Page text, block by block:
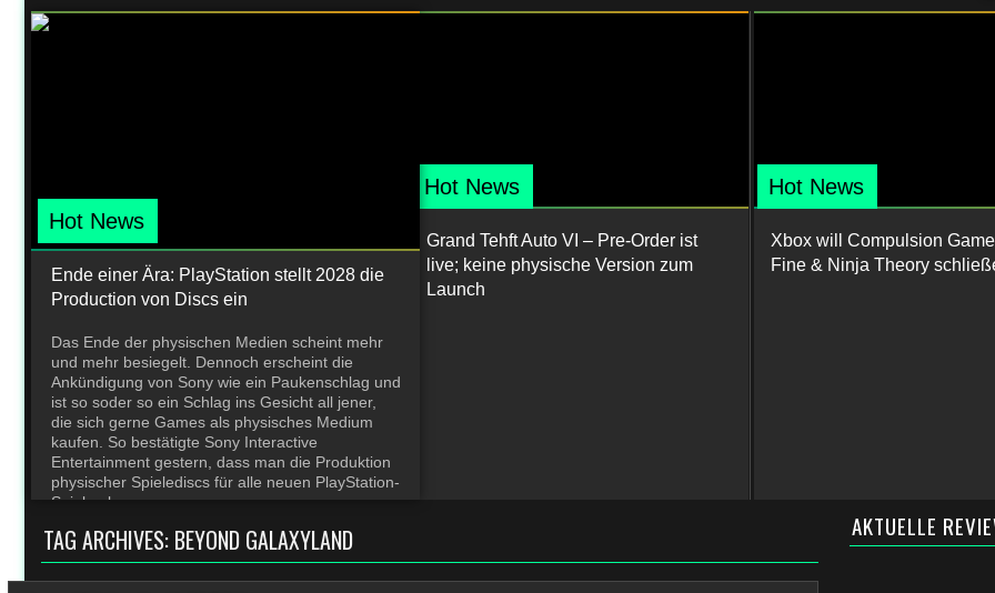
Hot News
Ende einer Ära: PlayStation stellt 2028 die
Production von Discs ein
Das Ende der physischen Medien scheint mehr
und mehr besiegelt. Dennoch erscheint die
Ankündigung von Sony wie ein Paukenschlag und
ist so soder so ein Schlag ins Gesicht all jener,
die sich gerne Games als physisches Medium
kaufen. So bestätigte Sony Interactive
Entertainment gestern, dass man die Produktion
physischer Spielediscs für alle neuen PlayStation-
Spiele ab
Hot News
Grand Tehft Auto VI – Pre-Order ist
live; keine physische Version zum
Launch
Hot News
Xbox will Compulsion
Fine & Ninja Theory
TAG ARCHIVES: BEYOND GALAXYLAND AKTUELLE